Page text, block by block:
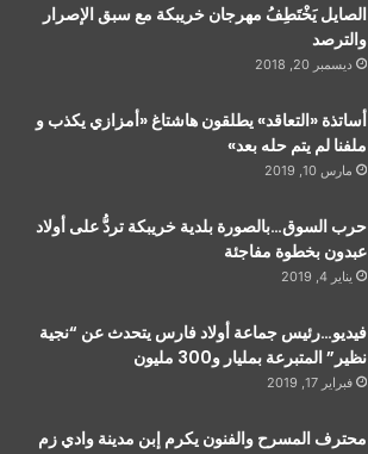
الصايل يَخْتَطِفُ مهرجان خريبكة مع سبق الإصرار
والترصد
ديسمبر 20, 2018
أساتذة «التعاقد» يطلقون هاشتاغ «أمزازي يكذب و
ملفنا لم يتم حله بعد»
مارس 10, 2019
حرب السوق…بالصورة بلدية خريبكة تردُّ على أولاد
عبدون بخطوة مفاجئة
يناير 4, 2019
فيديو…رئيس جماعة أولاد فارس يتحدث عن “نجية
نظير” المتبرعة بمليار و300 مليون
فبراير 17, 2019
محترف المسرح والفنون يكرم إبن مدينة وادي زم